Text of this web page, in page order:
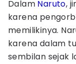
Dalam Naruto,
karena
memilikinya.
karena dalam
sembilan sejak